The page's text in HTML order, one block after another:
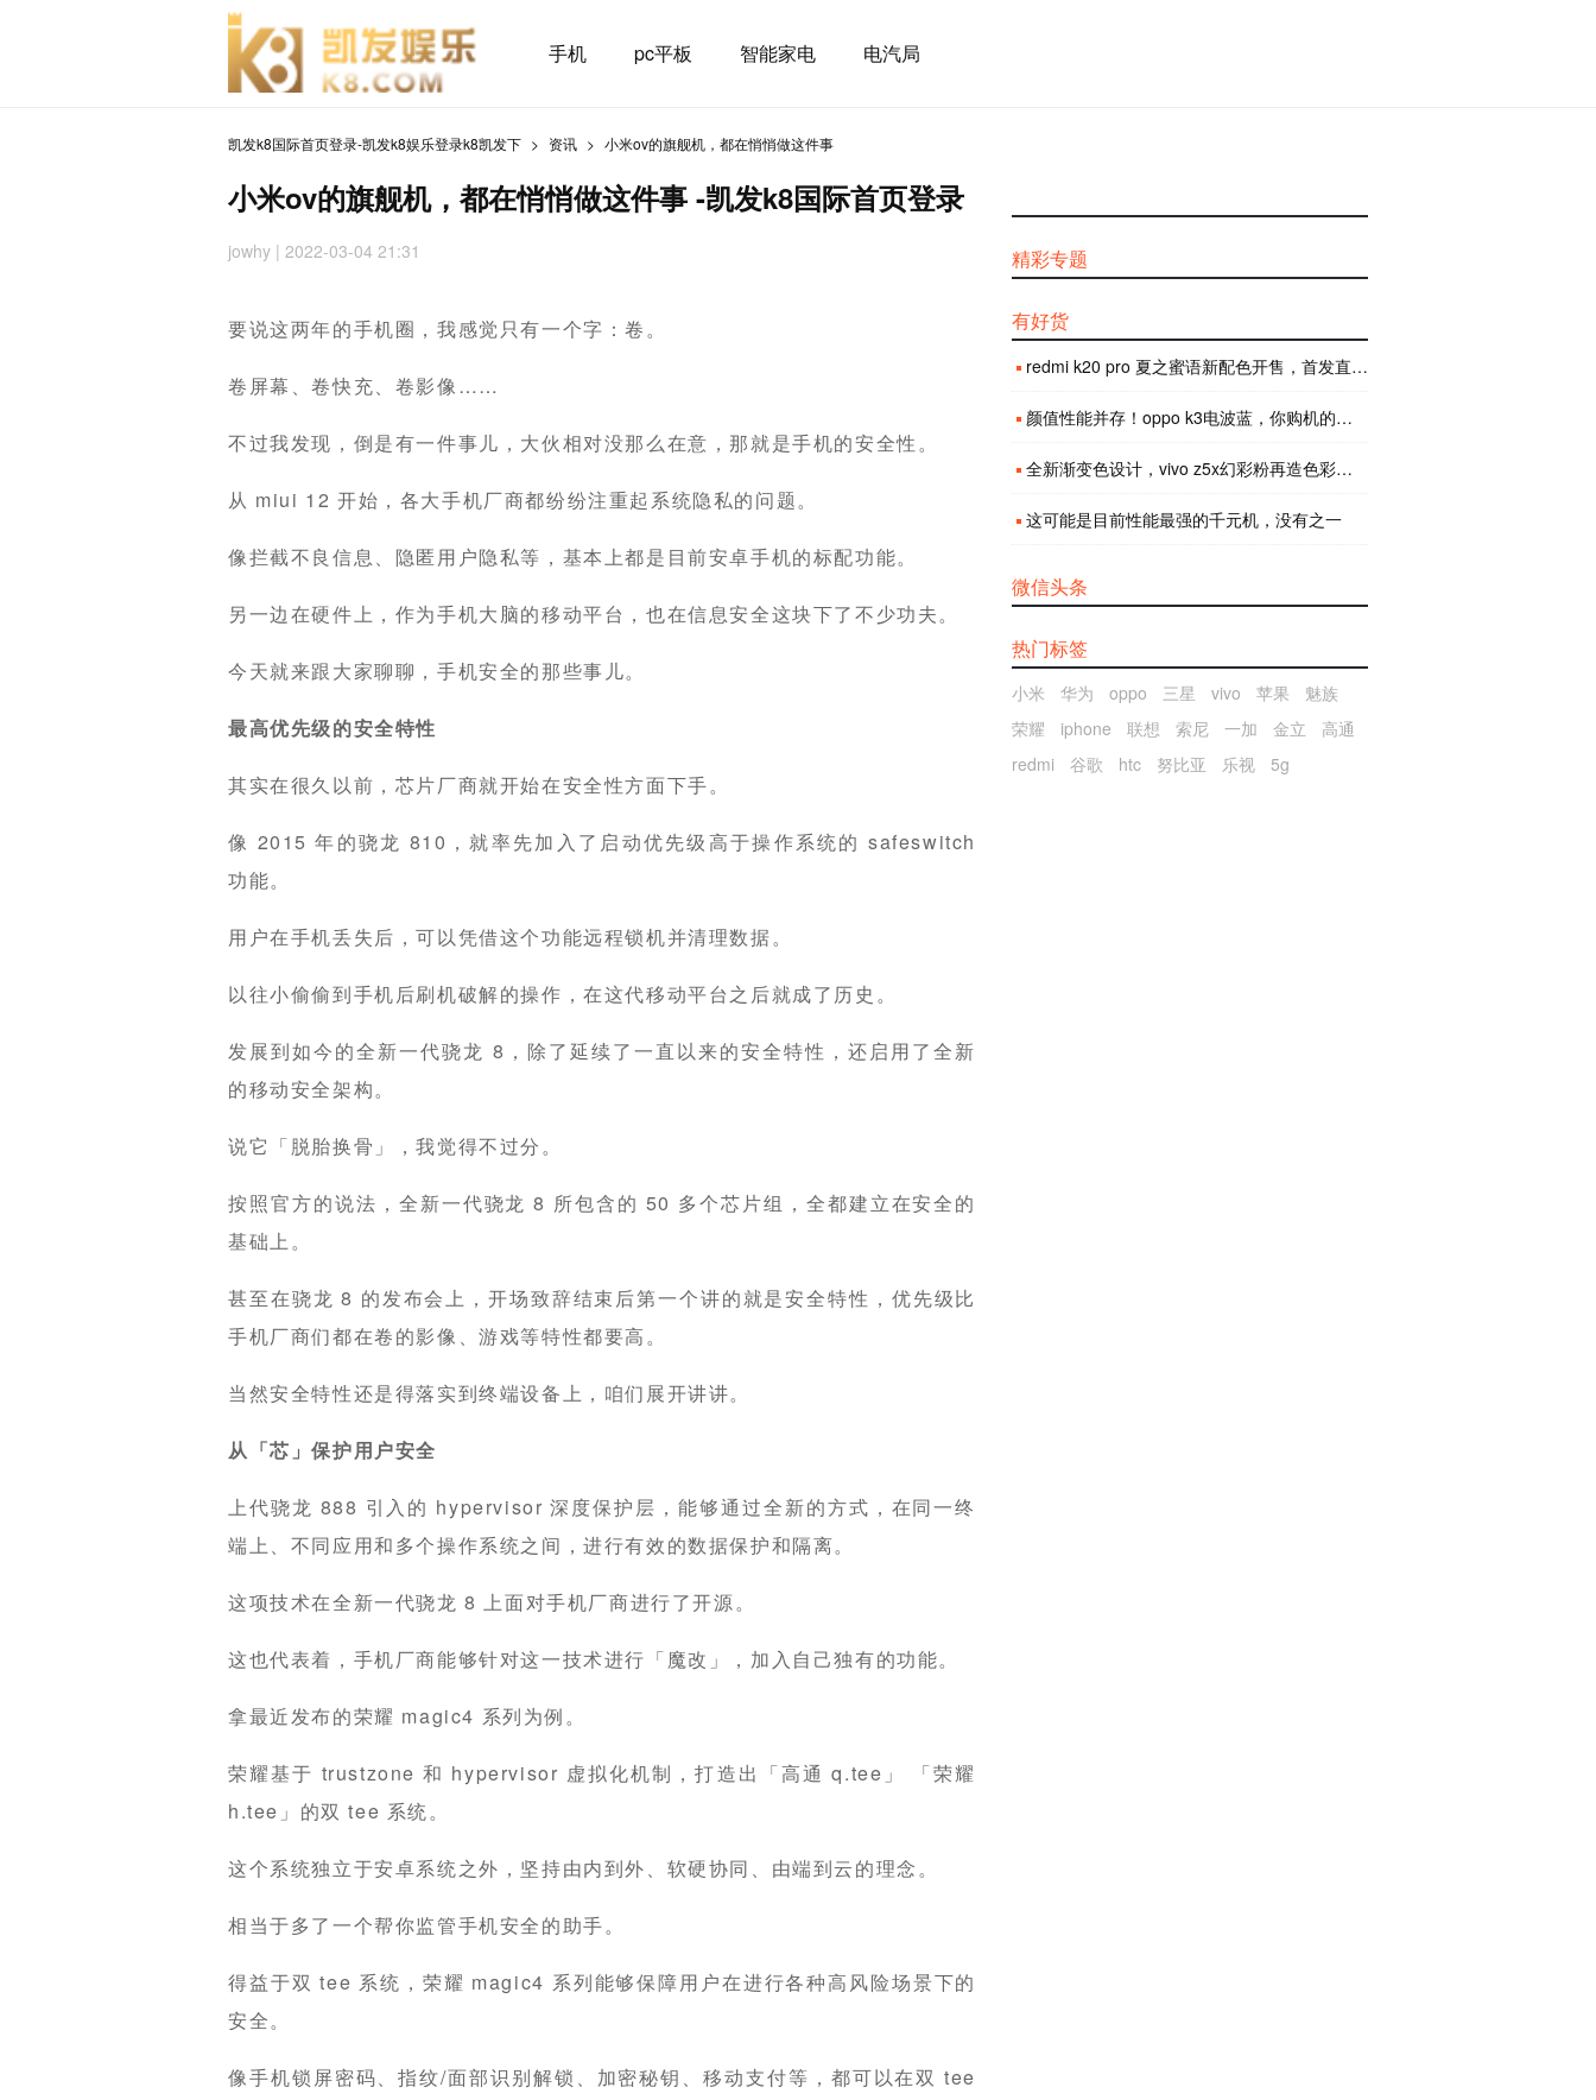
手机 pc平板 智能家电 电汽局
凯发k8国际首页登录-凯发k8娱乐登录k8凯发下 资讯 小米ov的旗舰机，都在悄悄做这件事
小米ov的旗舰机，都在悄悄做这件事 -凯发k8国际首页登录
jowhy | 2022-03-04 21:31
要说这两年的手机圈，我感觉只有一个字：卷。
卷屏幕、卷快充、卷影像……
不过我发现，倒是有一件事儿，大伙相对没那么在意，那就是手机的安全性。
从 miui 12 开始，各大手机厂商都纷纷注重起系统隐私的问题。
像拦截不良信息、隐匿用户隐私等，基本上都是目前安卓手机的标配功能。
另一边在硬件上，作为手机大脑的移动平台，也在信息安全这块下了不少功夫。
今天就来跟大家聊聊，手机安全的那些事儿。
最高优先级的安全特性
其实在很久以前，芯片厂商就开始在安全性方面下手。
像 2015 年的骁龙 810，就率先加入了启动优先级高于操作系统的 safeswitch
功能。
用户在手机丢失后，可以凭借这个功能远程锁机并清理数据。
以往小偷偷到手机后刷机破解的操作，在这代移动平台之后就成了历史。
发展到如今的全新一代骁龙 8，除了延续了一直以来的安全特性，还启用了全新
的移动安全架构。
说它「脱胎换骨」，我觉得不过分。
按照官方的说法，全新一代骁龙 8 所包含的 50 多个芯片组，全都建立在安全的
基础上。
甚至在骁龙 8 的发布会上，开场致辞结束后第一个讲的就是安全特性，优先级比
手机厂商们都在卷的影像、游戏等特性都要高。
当然安全特性还是得落实到终端设备上，咱们展开讲讲。
从「芯」保护用户安全
上代骁龙 888 引入的 hypervisor 深度保护层，能够通过全新的方式，在同一终
端上、不同应用和多个操作系统之间，进行有效的数据保护和隔离。
这项技术在全新一代骁龙 8 上面对手机厂商进行了开源。
这也代表着，手机厂商能够针对这一技术进行「魔改」，加入自己独有的功能。
拿最近发布的荣耀 magic4 系列为例。
荣耀基于 trustzone 和 hypervisor 虚拟化机制，打造出「高通 q.tee」 「荣耀
h.tee」的双 tee 系统。
这个系统独立于安卓系统之外，坚持由内到外、软硬协同、由端到云的理念。
相当于多了一个帮你监管手机安全的助手。
得益于双 tee 系统，荣耀 magic4 系列能够保障用户在进行各种高风险场景下的
安全。
像手机锁屏密码、指纹/面部识别解锁、加密秘钥、移动支付等，都可以在双 tee
精彩专题
有好货
redmi k20 pro 夏之蜜语新配色开售，首发直降 300 元
颜值性能并存！oppo k3电波蓝，你购机的新选择
全新渐变色设计，vivo z5x幻彩粉再造色彩美学
这可能是目前性能最强的千元机，没有之一
微信头条
热门标签
小米 华为 oppo 三星 vivo 苹果
魅族
荣耀
iphone 联想 索尼 一加 金立
高通
redmi
谷歌 htc 努比亚 乐视 5g